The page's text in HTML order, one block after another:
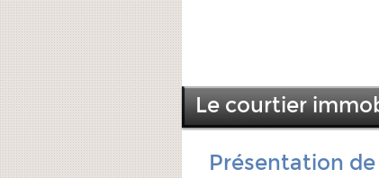
Le courtier
Présentation